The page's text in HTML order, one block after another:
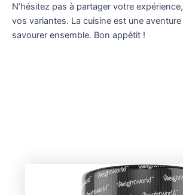
N’hésitez pas à partager votre
vos variantes. La cuisine est une
savourer ensemble. Bon appétit !